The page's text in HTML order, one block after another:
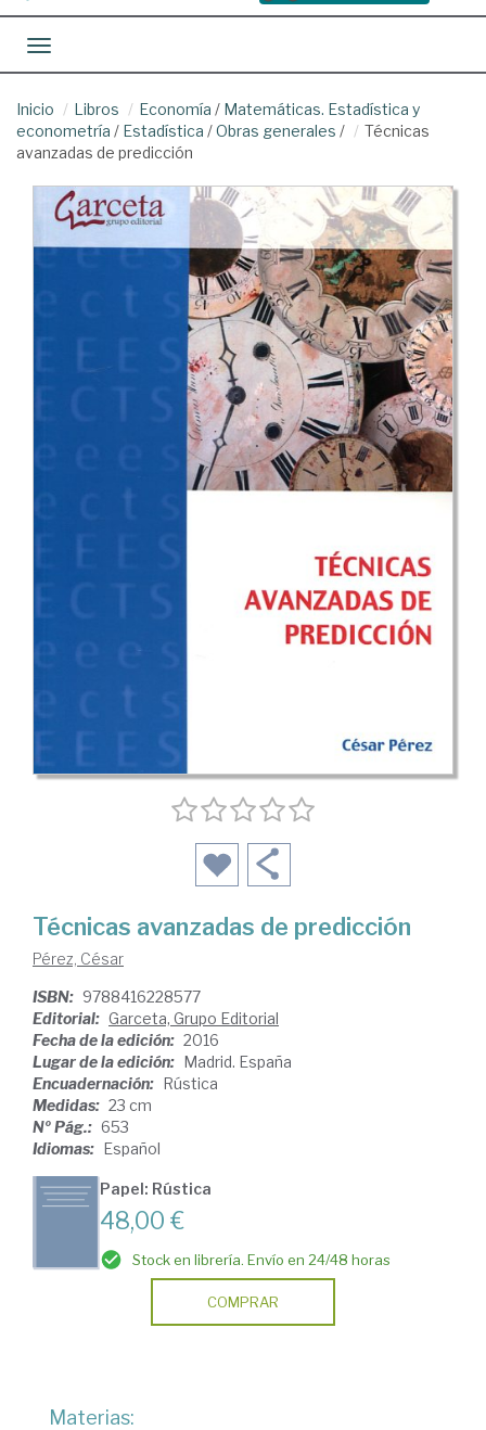
Toggle navigation
Inicio Libros Economía / Matemáticas. Estadística y
econometría / Estadística /Obras generales /
Técnicas
avanzadas de predicción
Técnicas avanzadas de predicción
Pérez, César
ISBN: 9788416228577
Editorial: Garceta, Grupo Editorial
Fecha de la edición: 2016
Lugar de la edición: Madrid. España
Encuadernación: Rústica
Medidas: 23 cm
Nº Pág.: 653
Idiomas: Español
Papel: Rústica
48,00 €
Stock en librería. Envío en 24/48 horas
COMPRAR
Materias: